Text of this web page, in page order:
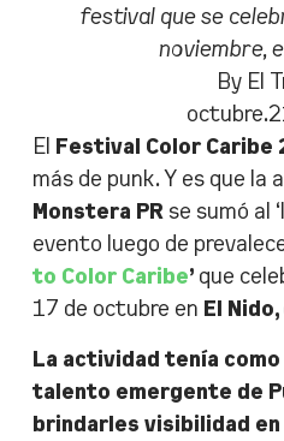
festival que se
noviembre,
By El
El Festival Color Caribe
más de punk. Y es que la
Monstera PRse sumó al
evento luego de
to Color Caribe’que
17 de octubre en El
La actividad tenía
talento emergente de
brindarles visibilidad